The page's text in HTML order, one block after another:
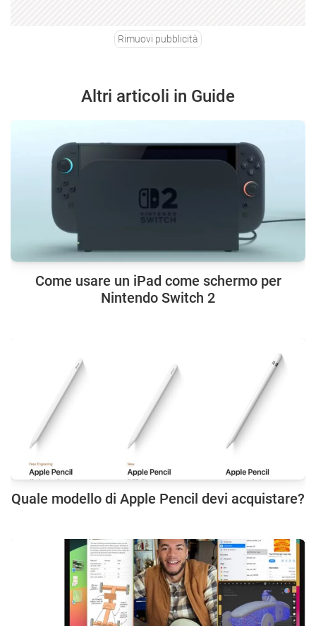
Rimuovi pubblicità
Altri articoli in Guide
Come usare un iPad come schermo per
Nintendo Switch 2
Quale modello di Apple Pencil devi acquistare?